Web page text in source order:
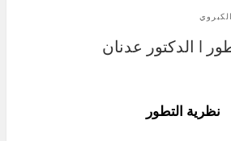
‫سلسلة نظرية التطور l الدكتور عدنان
نظرية التطور